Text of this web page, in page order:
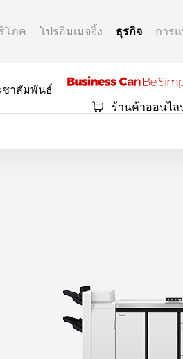
โภค โปรอิมเมจจิ้ง ธุรกิจ การ
ชาสัมพันธ์
ร้านค้าออนไล